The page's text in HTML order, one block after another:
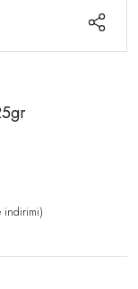
indirimi)